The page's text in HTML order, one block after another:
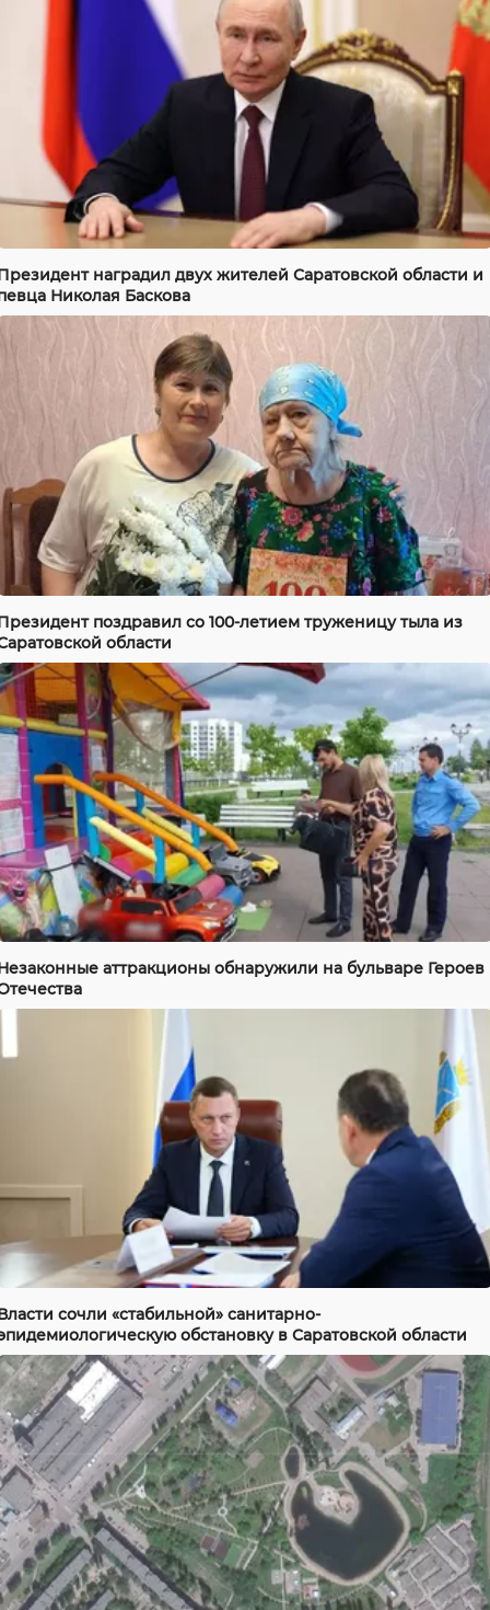
наградил двух жителей Саратовской области и
Николая Баскова
поздравил со 100-летием труженицу тыла из
области
аттракционы обнаружили на бульваре Героев
сочли «стабильной» санитарно-
обстановку в Саратовской области